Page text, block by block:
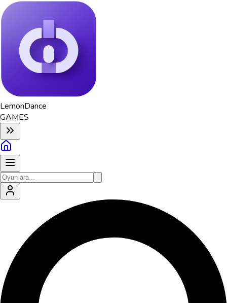
LemonDance
GAMES